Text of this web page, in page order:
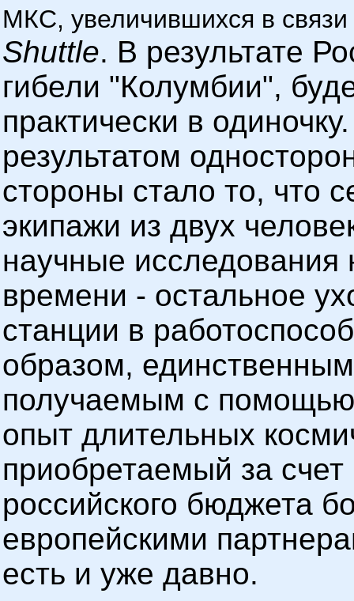
МКС, увеличившихся в
Shuttle. В результате
гибели "Колумбии",
практически в
результатом
стороны стало то, что
экипажи из двух
научные исследования
времени - остальное
станции в
образом,
получаемым с
опыт длительных
приобретаемый за счет
российского бюджета
европейскими
есть и уже давно.